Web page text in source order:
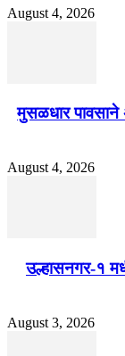
August 4, 2026
मुसळधार
August 4, 2026
उल्हासनगर-१
August 3, 2026